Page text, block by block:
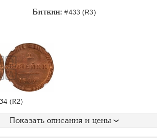
Биткин: #433 (R3)
(R2)
Показать описания и цены